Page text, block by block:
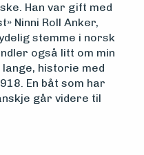
Han var gift med
Ninni Roll Anker,
stemme i norsk
også litt om min
historie med
En båt som har
går videre til